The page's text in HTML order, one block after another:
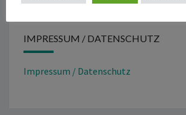
IMPRESSUM / DATENSCHUTZ
Impressum / Datenschutz